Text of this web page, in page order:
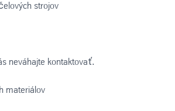
strojov
neváhajte kontaktovať.
materiálov